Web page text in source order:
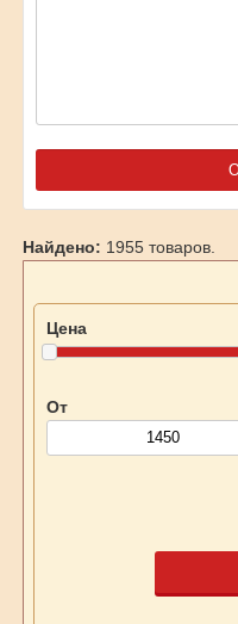
Найдено: 1955 товаров.
Цена
От